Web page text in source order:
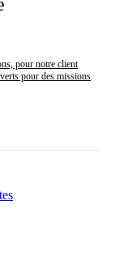
pour notre client
pour des missions